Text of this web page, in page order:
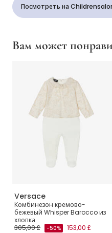
Посмотреть на
Вам может
Versace
Комбинезон кремово-
бежевый Whisper Barocco из
хлопка
305,00 £
-50% 153,00 £